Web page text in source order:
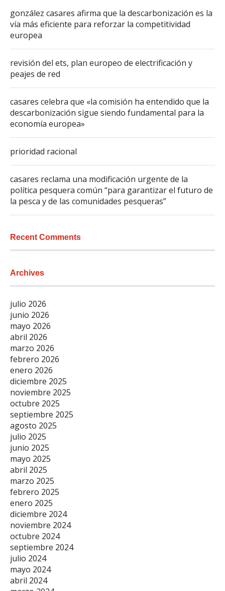
gonzález casares afirma que la descarbonización es la
vía más eficiente para reforzar la competitividad
europea
revisión del ets, plan europeo de electrificación y
peajes de red
casares celebra que «la comisión ha entendido que la
descarbonización sigue siendo fundamental para la
economía europea»
prioridad racional
casares reclama una modificación urgente de la
política pesquera común “para garantizar el futuro de
la pesca y de las comunidades pesqueras”
Recent Comments
Archives
julio 2026
junio 2026
mayo 2026
abril 2026
marzo 2026
febrero 2026
enero 2026
diciembre 2025
noviembre 2025
octubre 2025
septiembre 2025
agosto 2025
julio 2025
junio 2025
mayo 2025
abril 2025
marzo 2025
febrero 2025
enero 2025
diciembre 2024
noviembre 2024
octubre 2024
septiembre 2024
julio 2024
mayo 2024
abril 2024